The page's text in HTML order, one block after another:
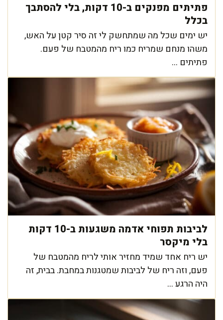
פתיתים מפנקים ב-10 דקות, בלי להסתבך
בכלל
יש ימים שכל מה שמתחשק לי זה סיר קטן על האש,
משהו מנחם שמריח כמו ריח מהמטבח של פעם.
פתיתים ...
לביבות תפוחי אדמה משגעות ב-10 דקות
בלי מיקסר
יש ריח אחד שמיד מחזיר אותי לריח מהמטבח של
פעם, וזה ריח של לביבות שמטגנות במחבת. בבית, זה
היה הרגע ...